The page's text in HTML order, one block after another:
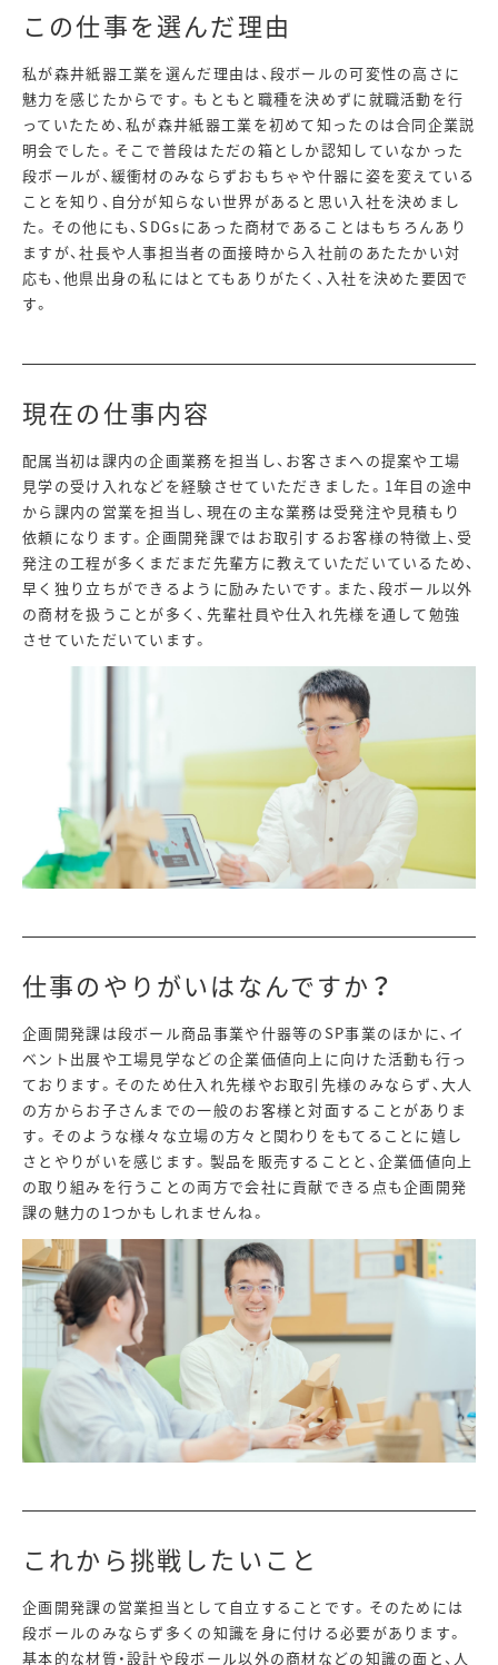
この仕事を選んだ理由
私が森井紙器工業を選んだ理由は、段ボールの可変性の高さに
魅力を感じたからです。もともと職種を決めずに就職活動を行
っていたため、私が森井紙器工業を初めて知ったのは合同企業説
明会でした。そこで普段はただの箱としか認知していなかった
段ボールが、緩衝材のみならずおもちゃや什器に姿を変えている
ことを知り、自分が知らない世界があると思い入社を決めまし
た。その他にも、SDGsにあった商材であることはもちろんあり
ますが、社長や人事担当者の面接時から入社前のあたたかい対
応も、他県出身の私にはとてもありがたく、入社を決めた要因で
す。
現在の仕事内容
配属当初は課内の企画業務を担当し、お客さまへの提案や工場
見学の受け入れなどを経験させていただきました。1年目の途中
から課内の営業を担当し、現在の主な業務は受発注や見積もり
依頼になります。企画開発課ではお取引するお客様の特徴上、受
発注の工程が多くまだまだ先輩方に教えていただいているため、
早く独り立ちができるように励みたいです。また、段ボール以外
の商材を扱うことが多く、先輩社員や仕入れ先様を通して勉強
させていただいています。
仕事のやりがいはなんですか？
企画開発課は段ボール商品事業や什器等のSP事業のほかに、イ
ベント出展や工場見学などの企業価値向上に向けた活動も行っ
ております。そのため仕入れ先様やお取引先様のみならず、大人
の方からお子さんまでの一般のお客様と対面することがありま
す。そのような様々な立場の方々と関わりをもてることに嬉し
さとやりがいを感じます。製品を販売することと、企業価値向上
の取り組みを行うことの両方で会社に貢献できる点も企画開発
課の魅力の1つかもしれませんね。
これから挑戦したいこと
企画開発課の営業担当として自立することです。そのためには
段ボールのみならず多くの知識を身に付ける必要があります。
基本的な材質・設計や段ボール以外の商材などの知識の面と、人